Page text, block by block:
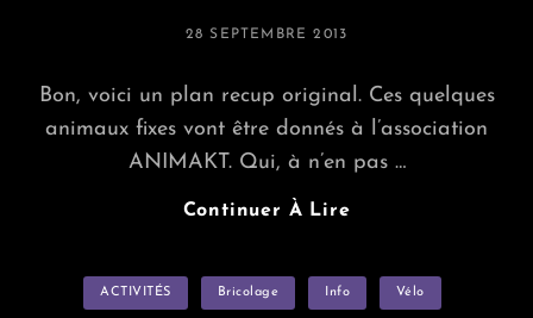
POSTED
28 SEPTEMBRE 2013
Bon, voici un plan recup original. Ces quelques
animaux fixes vont être donnés à l’association
ANIMAKT. Qui, à n’en pas …
Continuer À LirePendant
Au
Categories
ACTIVITÉS Bricolage Info Vélo